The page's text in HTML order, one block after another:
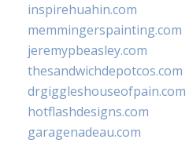
inspirehuahin.com
memmingerspainting.com
jeremypbeasley.com
thesandwichdepotcos.com
drgiggleshouseofpain.com
hotflashdesigns.com
garagenadeau.com